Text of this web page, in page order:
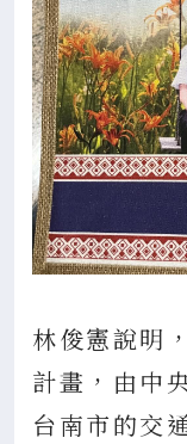
林俊憲說明
計畫，由中
台南市的交